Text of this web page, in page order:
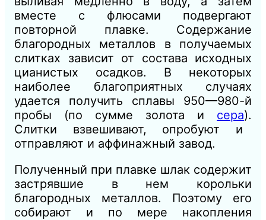
вместе с флюсами подвергают
повторной плавке. Содержание
благородных металлов в получаемых
слитках зависит от состава исходных
цианистых осадков. В некоторых
наиболее благоприятных случаях
удается получить сплавы 950—980-й
пробы (по сумме золота и сера).
Слитки взвешивают, опробуют и
отправляют и аффинажный завод.
Полученный при плавке шлак содержит
застрявшие в нем корольки
благородных металлов. Поэтому его
собирают и по мере накопления